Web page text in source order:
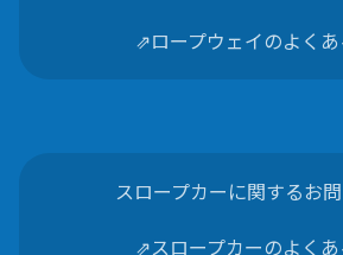
⇗ロープウェイのよく
スロープカーに関するお
⇗スロープカーのよく